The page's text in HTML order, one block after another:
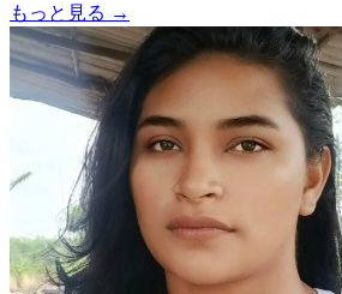
もっと見る →